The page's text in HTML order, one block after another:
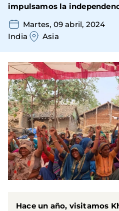
impulsamos la
Martes, 09 abril, 2024
India
Asia
Hace un año, visitamos